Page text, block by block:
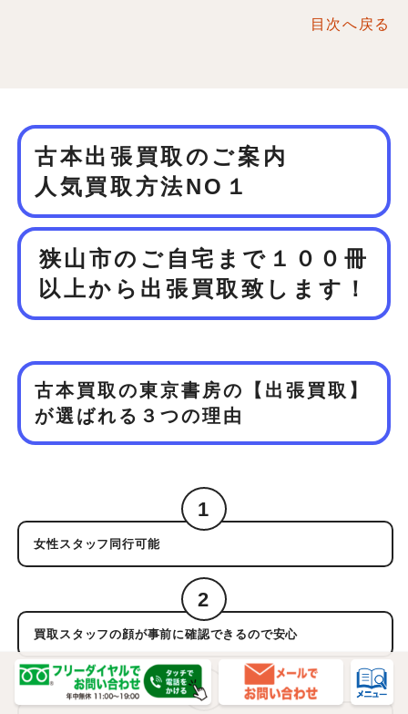
目次へ戻る
古本出張買取のご案内
人気買取方法NO１
狭山市のご自宅まで１００冊
以上から 出張買取致します！
古本買取の東京書房の【出張買取】
が選ばれる３つの理由
1
女性スタッフ同行可能
2
買取スタッフの顔が事前に確認できるので安心
3